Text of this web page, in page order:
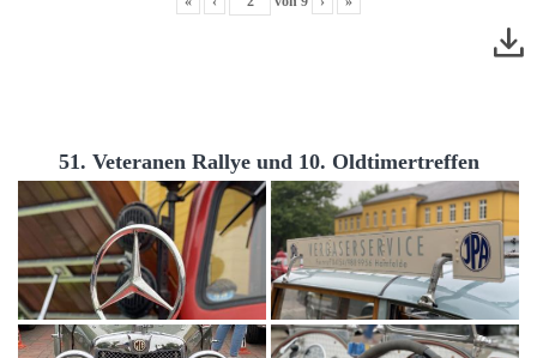
51. Veteranen Rallye und 10. Oldtimertreffen